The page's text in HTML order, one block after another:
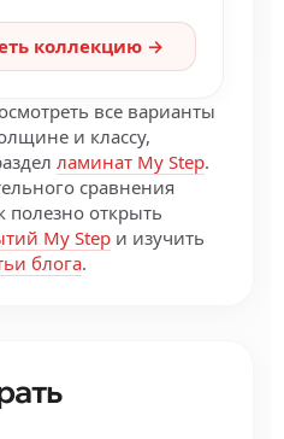
коллекцию →
все варианты
и классу,
ламинат My Step.
сравнения
полезно открыть
My Step и изучить
блога.